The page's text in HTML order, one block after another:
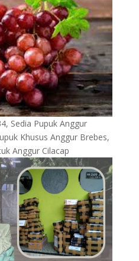
Sedia Pupuk Anggur
Khusus Anggur Brebes,
Anggur Cilacap